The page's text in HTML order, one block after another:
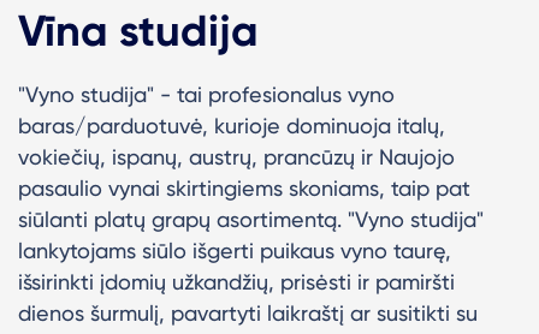
Vīna studija
"Vyno studija" - tai profesionalus vyno
baras/parduotuvė, kurioje dominuoja italų,
vokiečių, ispanų, austrų, prancūzų ir Naujojo
pasaulio vynai skirtingiems skoniams, taip pat
siūlanti platų grapų asortimentą. "Vyno studija"
lankytojams siūlo išgerti puikaus vyno taurę,
išsirinkti įdomių užkandžių, prisėsti ir pamiršti
dienos šurmulį, pavartyti laikraštį ar susitikti su